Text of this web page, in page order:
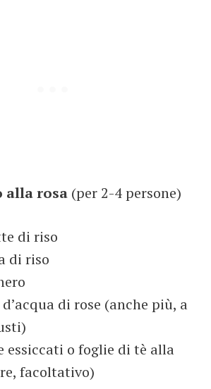
alla rosa (per 2-4 persone)
di riso
di riso
di rose (anche più, a
essiccati o foglie di tè alla
facoltativo)